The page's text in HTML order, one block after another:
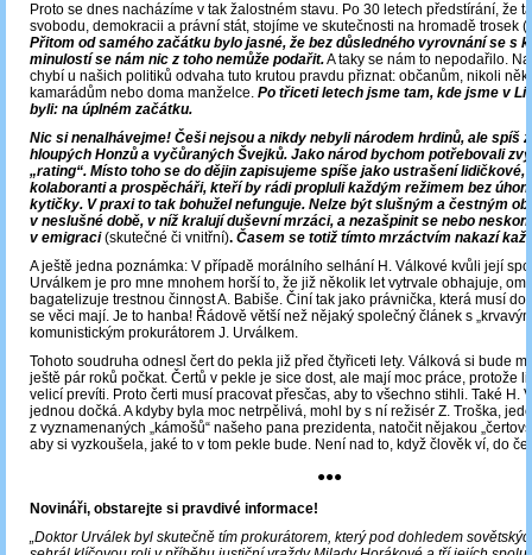
Proto se dnes nacházíme v tak žalostném stavu. Po 30 letech předstírání, že
svobodu, demokracii a právní stát, stojíme ve skutečnosti na hromadě trosek
Přitom od samého začátku bylo jasné, že bez důsledného vyrovnání se s
minulostí se nám nic z toho nemůže podařit.A taky se nám to nepodařilo.
chybí u našich politiků odvaha tuto krutou pravdu přiznat: občanům, nikoli
kamarádům nebo doma manželce. Po třiceti letech jsme tam, kde jsme v
byli: na úplném začátku.
Nic si nenalhávejme! Češi nejsou a nikdy nebyli národem hrdinů, ale spíš
hloupých Honzů a vyčůraných Švejků. Jako národ bychom potřebovali
„rating“. Místo toho se do dějin zapisujeme spíše jako ustrašení lidičkové,
kolaboranti a prospěcháři, kteří by rádi propluli každým režimem bez
kytičky. V praxi to tak bohužel nefunguje. Nelze být slušným a čestným
v neslušné době, v níž kralují duševní mrzáci, a nezašpinit se nebo
v emigraci(skutečné či vnitřní). Časem se totiž tímto mrzáctvím nakazí
A ještě jedna poznámka: V případě morálního selhání H. Válkové kvůli její
Urválkem je pro mne mnohem horší to, že již několik let vytrvale obhajuje,
bagatelizuje trestnou činnost A. Babiše. Činí tak jako právnička, která musí
se věci mají. Je to hanba! Řádově větší než nějaký společný článek s
komunistickým prokurátorem J. Urválkem.
Tohoto soudruha odnesl čert do pekla již před čtyřiceti lety. Válková si bude
ještě pár roků počkat. Čertů v pekle je sice dost, ale mají moc práce, protože
velicí prevíti. Proto čerti musí pracovat přesčas, aby to všechno stihli. Také H.
jednou dočká. A kdyby byla moc netrpělivá, mohl by s ní režisér Z. Troška,
z vyznamenaných „kámošů“ našeho pana prezidenta, natočit nějakou
aby si vyzkoušela, jaké to v tom pekle bude. Není nad to, když člověk ví, do
●●●
Novináři, obstarejte si pravdivé informace!
„Doktor Urválek byl skutečně tím prokurátorem, který pod dohledem